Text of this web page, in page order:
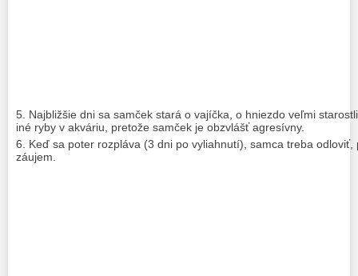
Najbližšie dni sa samček stará o vajíčka, o hniezdo veľmi
iné ryby v akváriu, pretože samček je obzvlášť agresívny.
Keď sa poter rozpláva (3 dni po vyliahnutí), samca treba
záujem.